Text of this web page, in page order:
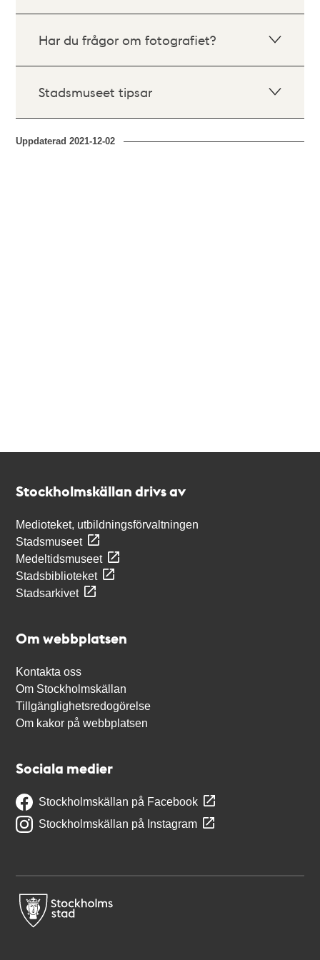
Har du frågor om fotografiet?
Stadsmuseet tipsar
Uppdaterad2021-12-02
Stockholmskällan drivs av
Medioteket, utbildningsförvaltningen
Stadsmuseet
Medeltidsmuseet
Stadsbiblioteket
Stadsarkivet
Om webbplatsen
Kontakta oss
Om Stockholmskällan
Tillgänglighetsredogörelse
Om kakor på webbplatsen
Sociala medier
Stockholmskällan på Facebook
Stockholmskällan på Instagram